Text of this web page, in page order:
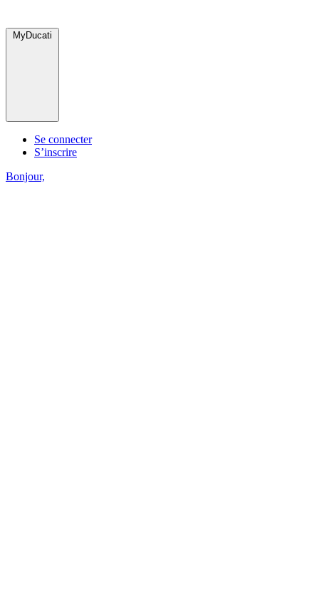
MyDucati
Se connecter
S’inscrire
Bonjour,